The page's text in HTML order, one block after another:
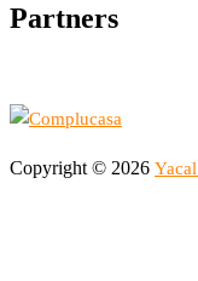
Partners
Copyright © 2026 Yacal